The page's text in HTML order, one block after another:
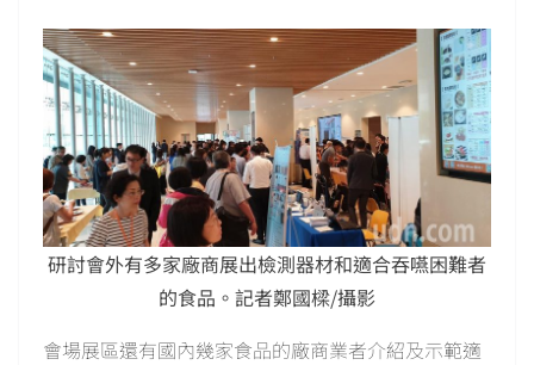
研討會外有多家廠商展出檢測器材和適合吞嚥困難者
的食品。記者鄭國樑/攝影
會場展區還有國內幾家食品的廠商業者介紹及示範適